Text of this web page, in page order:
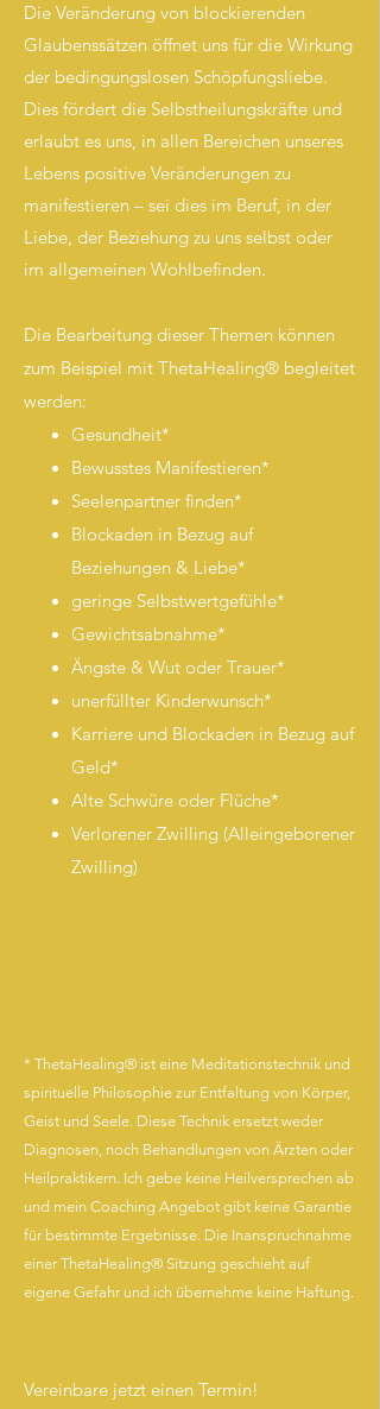
Die Veränderung von blockierenden
Glaubenssätzen öffnet uns für die Wirkung
der bedingungslosen Schöpfungsliebe.
Dies fördert die Selbstheilungskräfte und
erlaubt es uns, in allen Bereichen unseres
Lebens positive Veränderungen zu
manifestieren – sei dies im Beruf, in der
Liebe, der Beziehung zu uns selbst oder
im allgemeinen Wohlbefinden.
Die Bearbeitung dieser Themen können
zum Beispiel mit ThetaHealing® begleitet
werden:
Gesundheit*
Bewusstes Manifestieren*
Seelenpartner finden*
Blockaden in Bezug auf
Beziehungen & Liebe*
geringe Selbstwertgefühle*
Gewichtsabnahme*
Ängste & Wut oder Trauer*
unerfüllter Kinderwunsch*
Karriere und Blockaden in Bezug auf
Geld*
Alte Schwüre oder Flüche*
Verlorener Zwilling (Alleingeborener
Zwilling)
* ThetaHealing® ist eine Meditationstechnik und
spirituelle Philosophie zur Entfaltung von Körper,
Geist und Seele. Diese Technik ersetzt weder
Diagnosen, noch Behandlungen von Ärzten oder
Heilpraktikern. Ich gebe keine Heilversprechen ab
und mein Coaching Angebot gibt keine Garantie
für bestimmte Ergebnisse. Die Inanspruchnahme
einer ThetaHealing® Sitzung geschieht auf
eigene Gefahr und ich übernehme keine Haftung.
Vereinbare jetzt einen Termin!